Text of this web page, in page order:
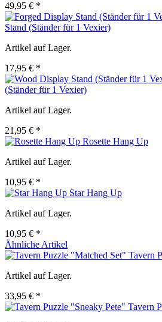
49,95 € *
Stand (Ständer für 1 Vexier)
Artikel auf Lager.
17,95 € *
(Ständer für 1 Vexier)
Artikel auf Lager.
21,95 € *
Rosette Hang Up
Artikel auf Lager.
10,95 € *
Star Hang Up
Artikel auf Lager.
10,95 € *
Ähnliche Artikel
Tavern
Artikel auf Lager.
33,95 € *
Tavern